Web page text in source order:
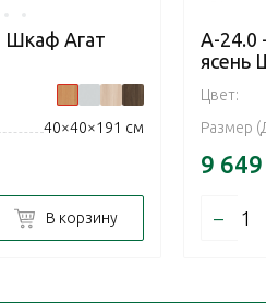
Шкаф Агат
40×40×191 см
В корзину
А-24.0
ясень
Цвет:
Размер
9 649
–